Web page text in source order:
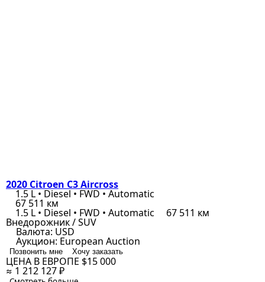
2020 Citroen C3 Aircross
1.5 L • Diesel • FWD • Automatic
67 511 км
1.5 L • Diesel • FWD • Automatic 67 511 км
Внедорожник / SUV
Валюта: USD
Аукцион: European Auction
Позвонить мне Хочу заказать
ЦЕНА В ЕВРОПЕ $15 000
≈ 1 212 127 ₽